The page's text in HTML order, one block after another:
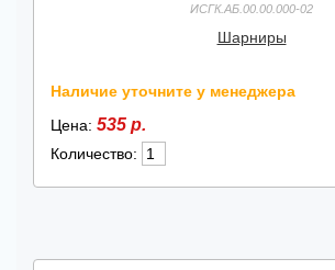
ИСГК.АБ.00.00.000-02
Шарниры
Наличие уточните у менеджера
Цена: 535 р.
Количество: